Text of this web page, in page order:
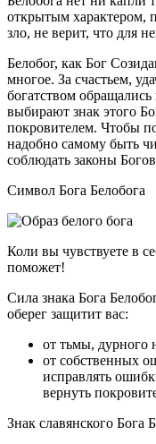
открытым характером,
зло, не верит, что для
Белобог, как Бог
многое. За счастьем,
богатством
выбирают знак этого
покровителем. Чтобы
надобно самому быть
соблюдать законы
Символ Бога Белобога
Коли вы чувствуете в
поможет!
Сила знака Бога
оберег защитит вас:
от тьмы, дурного
от собственных
исправлять
вернуть
Знак славянского Бога